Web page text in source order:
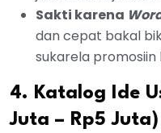
Sakti karena
dan cepat bakal
sukarela
4. Katalog Ide
Juta – Rp5 Juta)